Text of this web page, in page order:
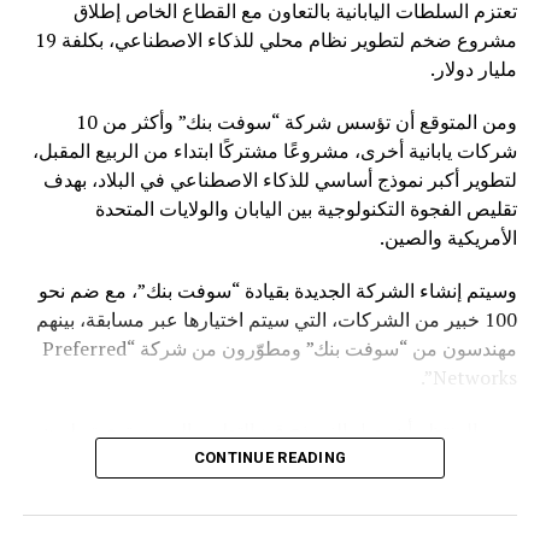
تعتزم السلطات اليابانية بالتعاون مع القطاع الخاص إطلاق
مشروع ضخم لتطوير نظام محلي للذكاء الاصطناعي، بكلفة 19
مليار دولار.
ومن المتوقع أن تؤسس شركة “سوفت بنك” وأكثر من 10
شركات يابانية أخرى، مشروعًا مشتركًا ابتداء من الربيع المقبل،
لتطوير أكبر نموذج أساسي للذكاء الاصطناعي في البلاد، بهدف
تقليص الفجوة التكنولوجية بين اليابان والولايات المتحدة
الأمريكية والصين.
وسيتم إنشاء الشركة الجديدة بقيادة “سوفت بنك”، مع ضم نحو
100 خبير من الشركات، التي سيتم اختيارها عبر مسابقة، بينهم
مهندسون من “سوفت بنك” ومطوّرون من شركة “Preferred
Networks”.
مُعامل (Parameters)، بما يجعله مماثلًا لأبرز النماذج العالمية
استخدامه وتكييفه مع احتياجاتها المختلفة، بدءا من التصنيع
CONTINUE READING